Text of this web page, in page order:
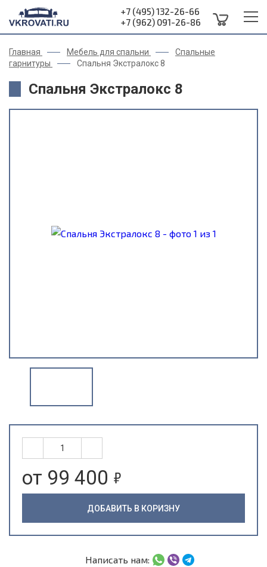
+7 (495) 132-26-66
+7 (962) 091-26-86
Главная Мебель для спальни
Спальные
гарнитуры
Спальня Экстралокс 8
Спальня Экстралокс 8
от 99 400 5
ДОБАВИТЬ В КОРИЗНУ
Написать нам: